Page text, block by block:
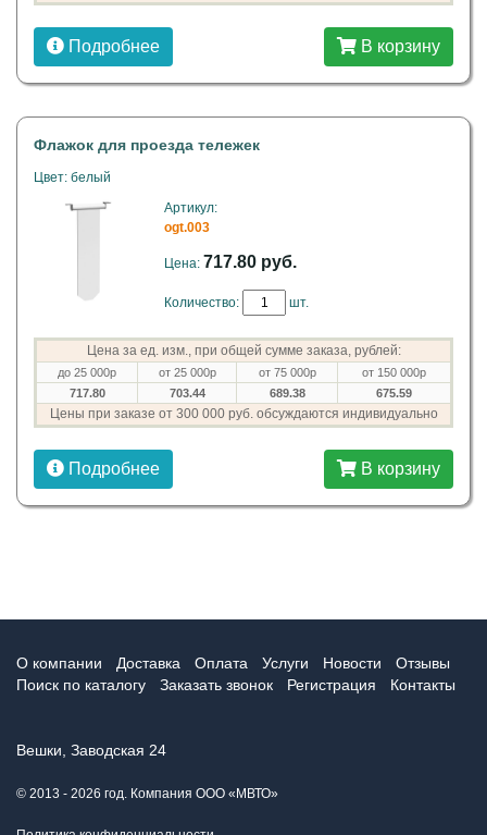
Подробнее В корзину
Флажок для проезда тележек
Цвет: белый
Артикул:
ogt.003
Цена: 717.80 руб.
Количество: шт.
Цена за ед. изм., при общей сумме заказа, рублей:
до 25 000р от 25 000р от 75 000р
от 150 000р
717.80
703.44 689.38 675.59
Цены при заказе от 300 000 руб. обсуждаются индивидуально
Подробнее В корзину
О компании Доставка Оплата Услуги Новости
Отзывы
Поиск по каталогу
Заказать звонок Регистрация Контакты
Вешки, Заводская 24
© 2013 - 2026 год. Компания ООО «МВТО»